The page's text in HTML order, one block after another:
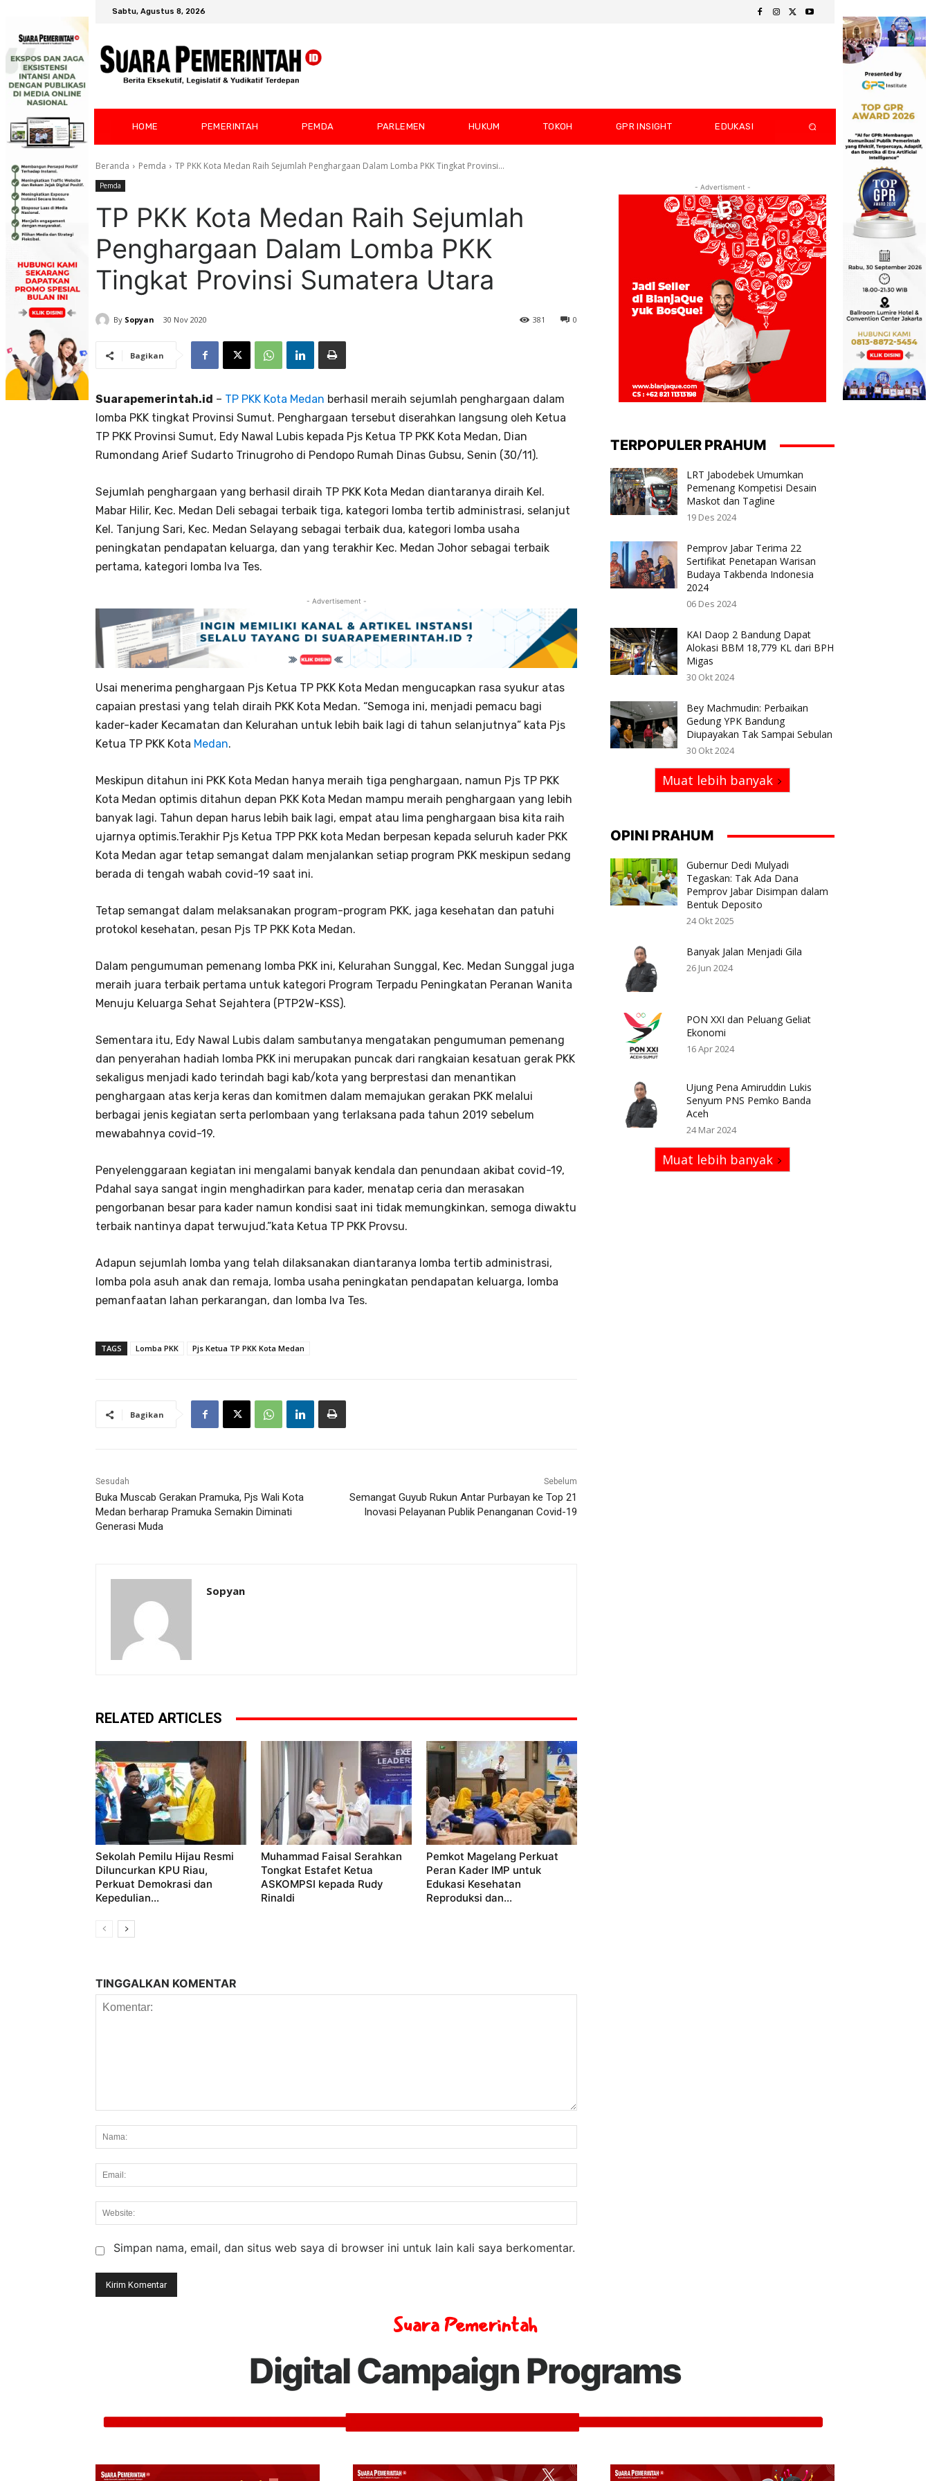
Sabtu, Agustus 8, 2026
HOME PEMERINTAH PEMDA PARLEMEN HUKUM TOKOH GPR INSIGHT EDUKASI
Beranda Pemda TP PKK Kota Medan Raih Sejumlah Penghargaan Dalam Lomba PKK Tingkat Provinsi...
Pemda
TP PKK Kota Medan Raih Sejumlah
Penghargaan Dalam Lomba PKK
Tingkat Provinsi Sumatera Utara
By Sopyan 30 Nov 2020 0
381
Bagikan
Suarapemerintah.id – TP PKK Kota Medan berhasil meraih sejumlah penghargaan dalam
lomba PKK tingkat Provinsi Sumut. Penghargaan tersebut diserahkan langsung oleh Ketua
TP PKK Provinsi Sumut, Edy Nawal Lubis kepada Pjs Ketua TP PKK Kota Medan, Dian
Rumondang Arief Sudarto Trinugroho di Pendopo Rumah Dinas Gubsu, Senin (30/11).
Sejumlah penghargaan yang berhasil diraih TP PKK Kota Medan diantaranya diraih Kel.
Mabar Hilir, Kec. Medan Deli sebagai terbaik tiga, kategori lomba tertib administrasi, selanjut
Kel. Tanjung Sari, Kec. Medan Selayang sebagai terbaik dua, kategori lomba usaha
peningkatan pendapatan keluarga, dan yang terakhir Kec. Medan Johor sebagai terbaik
pertama, kategori lomba Iva Tes.
- Advertisement -
Usai menerima penghargaan Pjs Ketua TP PKK Kota Medan mengucapkan rasa syukur atas
capaian prestasi yang telah diraih PKK Kota Medan. “Semoga ini, menjadi pemacu bagi
kader-kader Kecamatan dan Kelurahan untuk lebih baik lagi di tahun selanjutnya” kata Pjs
Ketua TP PKK Kota Medan.
Meskipun ditahun ini PKK Kota Medan hanya meraih tiga penghargaan, namun Pjs TP PKK
Kota Medan optimis ditahun depan PKK Kota Medan mampu meraih penghargaan yang lebih
banyak lagi. Tahun depan harus lebih baik lagi, empat atau lima penghargaan bisa kita raih
ujarnya optimis.Terakhir Pjs Ketua TPP PKK kota Medan berpesan kepada seluruh kader PKK
Kota Medan agar tetap semangat dalam menjalankan setiap program PKK meskipun sedang
berada di tengah wabah covid-19 saat ini.
Tetap semangat dalam melaksanakan program-program PKK, jaga kesehatan dan patuhi
protokol kesehatan, pesan Pjs TP PKK Kota Medan.
Dalam pengumuman pemenang lomba PKK ini, Kelurahan Sunggal, Kec. Medan Sunggal juga
meraih juara terbaik pertama untuk kategori Program Terpadu Peningkatan Peranan Wanita
Menuju Keluarga Sehat Sejahtera (PTP2W-KSS).
Sementara itu, Edy Nawal Lubis dalam sambutanya mengatakan pengumuman pemenang
dan penyerahan hadiah lomba PKK ini merupakan puncak dari rangkaian kesatuan gerak PKK
sekaligus menjadi kado terindah bagi kab/kota yang berprestasi dan menantikan
penghargaan atas kerja keras dan komitmen dalam memajukan gerakan PKK melalui
berbagai jenis kegiatan serta perlombaan yang terlaksana pada tahun 2019 sebelum
mewabahnya covid-19.
Penyelenggaraan kegiatan ini mengalami banyak kendala dan penundaan akibat covid-19,
Pdahal saya sangat ingin menghadirkan para kader, menatap ceria dan merasakan
pengorbanan besar para kader namun kondisi saat ini tidak memungkinkan, semoga diwaktu
terbaik nantinya dapat terwujud.”kata Ketua TP PKK Provsu.
Adapun sejumlah lomba yang telah dilaksanakan diantaranya lomba tertib administrasi,
lomba pola asuh anak dan remaja, lomba usaha peningkatan pendapatan keluarga, lomba
pemanfaatan lahan perkarangan, dan lomba Iva Tes.
TAGS Lomba PKK Pjs Ketua TP PKK Kota Medan
Bagikan
Sesudah
Buka Muscab Gerakan Pramuka, Pjs Wali Kota
Medan berharap Pramuka Semakin Diminati
Generasi Muda
Sebelum
Semangat Guyub Rukun Antar Purbayan ke Top 21
Inovasi Pelayanan Publik Penanganan Covid-19
Sopyan
RELATED ARTICLES
Sekolah Pemilu Hijau Resmi
Diluncurkan KPU Riau,
Perkuat Demokrasi dan
Kepedulian...
Muhammad Faisal Serahkan
Tongkat Estafet Ketua
ASKOMPSI kepada Rudy
Rinaldi
Pemkot Magelang Perkuat
Peran Kader IMP untuk
Edukasi Kesehatan
Reproduksi dan...
TINGGALKAN KOMENTAR
Simpan nama, email, dan situs web saya di browser ini untuk lain kali saya berkomentar.
- Advertisment -
TERPOPULER PRAHUM
LRT Jabodebek Umumkan
Pemenang Kompetisi Desain
Maskot dan Tagline
19 Des 2024
Pemprov Jabar Terima 22
Sertifikat Penetapan Warisan
Budaya Takbenda Indonesia
2024
06 Des 2024
KAI Daop 2 Bandung Dapat
Alokasi BBM 18,779 KL dari BPH
Migas
30 Okt 2024
Bey Machmudin: Perbaikan
Gedung YPK Bandung
Diupayakan Tak Sampai Sebulan
30 Okt 2024
Muat lebih banyak
OPINI PRAHUM
Gubernur Dedi Mulyadi
Tegaskan: Tak Ada Dana
Pemprov Jabar Disimpan dalam
Bentuk Deposito
24 Okt 2025
Banyak Jalan Menjadi Gila
26 Jun 2024
PON XXI dan Peluang Geliat
Ekonomi
16 Apr 2024
Ujung Pena Amiruddin Lukis
Senyum PNS Pemko Banda
Aceh
24 Mar 2024
Muat lebih banyak
Suara Pemerintah
Digital Campaign Programs